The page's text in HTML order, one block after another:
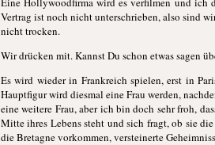
Vertrag ist noch nicht unterschrieben, also sind
nicht trocken.
Wir drücken mit. Kannst Du schon etwas sagen
Es wird wieder in Frankreich spielen, erst in
Hauptfigur wird diesmal eine Frau werden,
eine weitere Frau, aber ich bin doch sehr froh,
Mitte ihres Lebens steht und sich fragt, ob sie
die Bretagne vorkommen, versteinerte